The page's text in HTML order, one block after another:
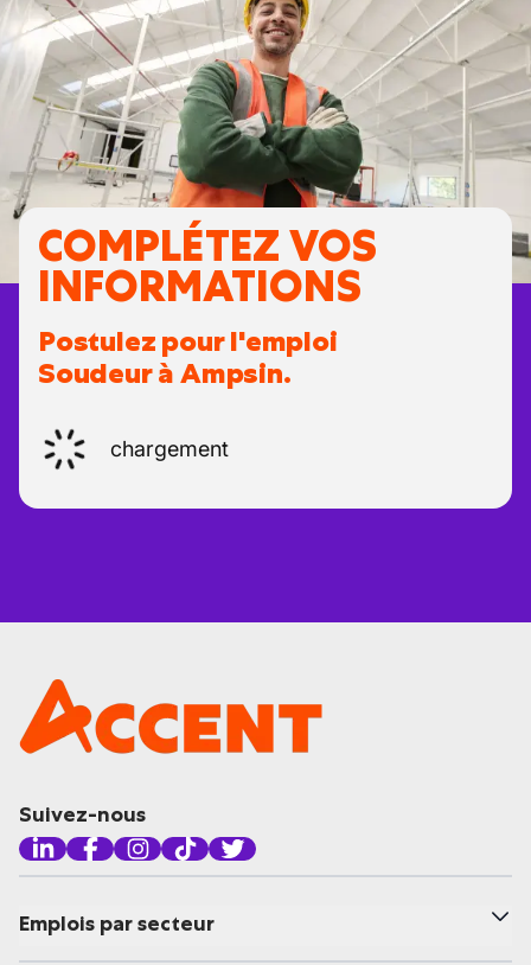
COMPLÉTEZ VOS
INFORMATIONS
Postulez pour l'emploi
Soudeur à Ampsin.
chargement
Suivez-nous
Emplois par secteur